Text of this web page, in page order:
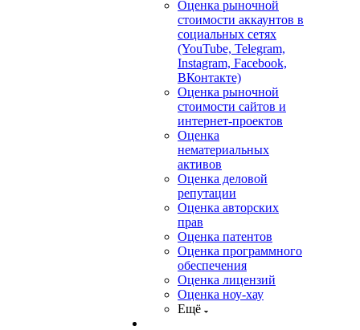
Оценка рыночной
стоимости аккаунтов в
социальных сетях
(YouTube, Telegram,
Instagram, Facebook,
ВКонтакте)
Оценка рыночной
стоимости сайтов и
интернет-проектов
Оценка
нематериальных
активов
Оценка деловой
репутации
Оценка авторских
прав
Оценка патентов
Оценка программного
обеспечения
Оценка лицензий
Оценка ноу-хау
Ещё